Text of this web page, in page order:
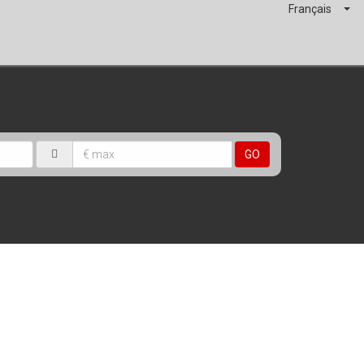
Français
GO